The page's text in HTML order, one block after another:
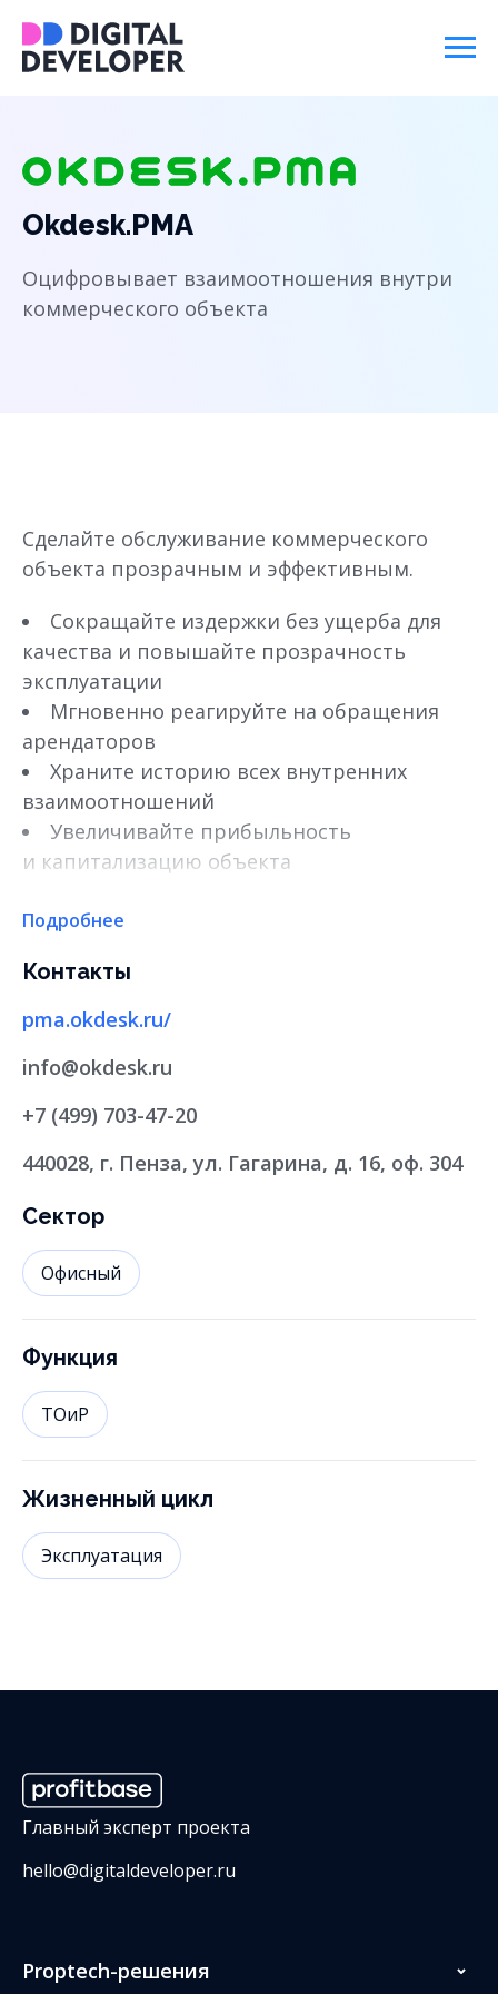
Okdesk.PMA
Оцифровывает взаимоотношения внутри
коммерческого объекта
Сделайте обслуживание коммерческого
объекта прозрачным и эффективным.
Сокращайте издержки без ущерба для
качества и повышайте прозрачность
эксплуатации
Мгновенно реагируйте на обращения
арендаторов
Храните историю всех внутренних
взаимоотношений
Увеличивайте прибыльность
и капитализацию объекта
Подробнее
Контакты
pma.okdesk.ru/
info@okdesk.ru
+7 (499) 703-47-20
440028, г. Пенза, ул. Гагарина, д. 16, оф. 304
Сектор
Офисный
Функция
ТОиР
Жизненный цикл
Эксплуатация
Главный эксперт проекта
hello@digitaldeveloper.ru
Proptech-решения